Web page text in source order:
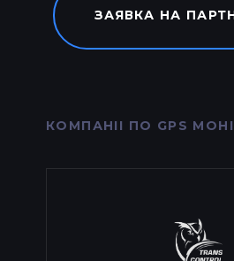
ЗАЯВКА НА
КОМПАНІІ ПО GPS